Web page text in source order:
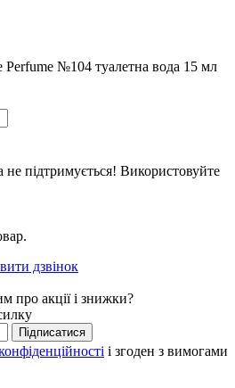
№104 туалетна вода 15 мл
не підтримується! Використовуйте
дзвінок
про акції і знижки?
Підписатися
і згоден з вимогами